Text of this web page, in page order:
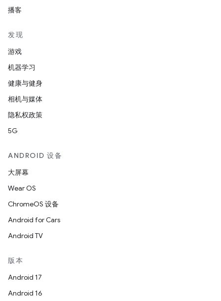
播客
发现
游戏
机器学习
健康与健身
相机与媒体
隐私权政策
5G
ANDROID 设备
大屏幕
Wear OS
ChromeOS 设备
Android for Cars
Android TV
版本
Android 17
Android 16